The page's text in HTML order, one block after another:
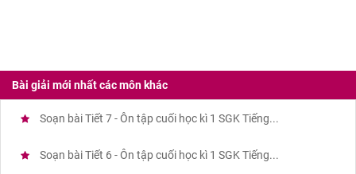
Bài giải mới nhất các môn khác
Soạn bài Tiết 7 - Ôn tập cuối học kì 1 SGK Tiếng...
Soạn bài Tiết 6 - Ôn tập cuối học kì 1 SGK Tiếng...